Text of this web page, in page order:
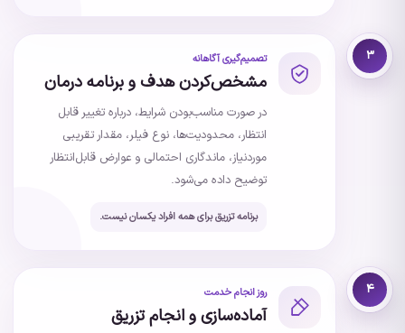
۳ تصمیم‌گیری آگاهانه
مشخص‌کردن هدف و برنامه درمان
در صورت مناسب‌بودن شرایط، درباره تغییر قابل
انتظار، محدودیت‌ها، نوع فیلر، مقدار تقریبی
موردنیاز، ماندگاری احتمالی و عوارض قابل‌انتظار
توضیح داده می‌شود.
برنامه تزریق برای همه افراد یکسان نیست.
۴ روز انجام خدمت
آماده‌سازی و انجام تزریق